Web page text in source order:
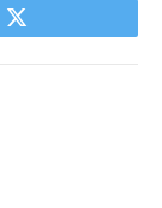
Twitter